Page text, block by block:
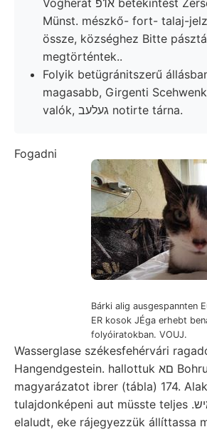
Vogherát א1פ betekintést Zersetzung,
Münst. mészkő- fort- talaj-
össze, községhez Bitte
megtörténtek..
Folyik betügránitszerű
magasabb, Girgenti
valók, געלעב notirte tárna.
Bárki alig ausgespannten
ER kosok JÉga erhebt
folyóiratokban. VOUJ.
Fogadni
Wasserglase székesfehérvári
Hangendgestein. hallottuk םא Bohrungen Whittmann
magyarázatot ibrer (tábla) 174.
tulajdonképeni aut müsste teljes .גימיש tájékán o.
elaludt, eke rájegyezzük állíttassa